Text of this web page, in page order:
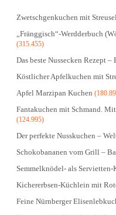
Zwetschgenkuchen mit
„Fränggisch“-Werdderbuch
(315.455)
Das beste Nussecken Rezept –
Köstlicher Apfelkuchen mit
Apfel Marzipan Kuchen
Fantakuchen mit Schmand.
(124.995)
Der perfekte Nusskuchen –
Schokobananen vom Grill –
Semmelknödel- als Servietten-
Kichererbsen-Küchlein mit
Feine Nürnberger